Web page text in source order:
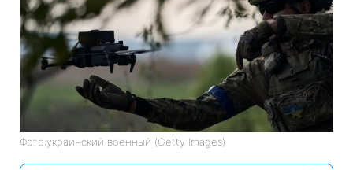
Фото:украинский военный (Getty Images)